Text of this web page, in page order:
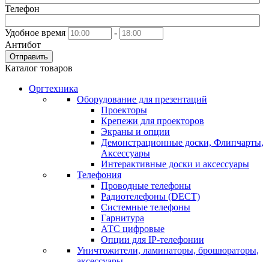
Телефон
Удобное время
-
Антибот
Отправить
Каталог товаров
Оргтехника
Оборудование для презентаций
Проекторы
Крепежи для проекторов
Экраны и опции
Демонстрационные доски, Флипчарты,
Аксессуары
Интерактивные доски и аксессуары
Телефония
Проводные телефоны
Радиотелефоны (DECT)
Системные телефоны
Гарнитура
АТС цифровые
Опции для IP-телефонии
Уничтожители, ламинаторы, брошюраторы,